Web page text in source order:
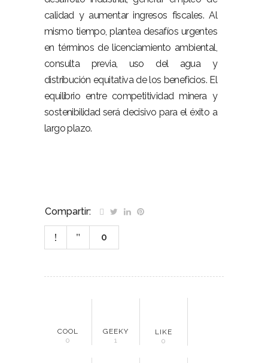
calidad y aumentar ingresos fiscales. Al
mismo tiempo, plantea desafíos urgentes
en términos de licenciamiento ambiental,
consulta previa, uso del agua y
distribución equitativa de los beneficios. El
equilibrio entre competitividad minera y
sostenibilidad será decisivo para el éxito a
largo plazo.
Compartir:
0
COOL
0
GEEKY
1
LIKE
0